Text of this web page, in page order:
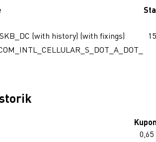
(with history) (with fixings)
0,65